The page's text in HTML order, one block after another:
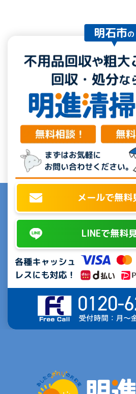
明石市の
メールで無料
LINEで無料